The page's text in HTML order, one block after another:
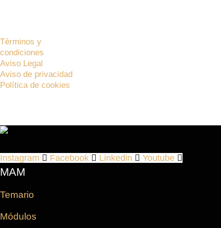
Términos y
condiciones
Aviso Legal
Aviso de privacidad
Política de cookies
Instagram Facebook Linkedin Youtube
MAM
Temario
Módulos